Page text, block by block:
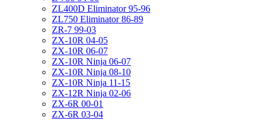
ZL400D Eliminator 95-96
ZL750 Eliminator 86-89
ZR-7 99-03
ZX-10R 04-05
ZX-10R 06-07
ZX-10R Ninja 06-07
ZX-10R Ninja 08-10
ZX-10R Ninja 11-15
ZX-12R Ninja 02-06
ZX-6R 00-01
ZX-6R 03-04